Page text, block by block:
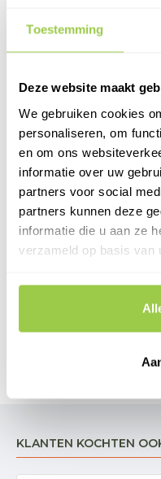
Toestemming
Deze website maakt
We gebruiken cookies
personaliseren, om
en om ons
informatie over uw
partners voor social
partners kunnen deze
informatie die u aan ze
verzameld op basis van
Breedte mm
Gewicht 3,0
Kleurband
Merk
Draagvermogen
Advies met binnenband
Verzendkosten € 6,95
KLANTEN KOCHTEN